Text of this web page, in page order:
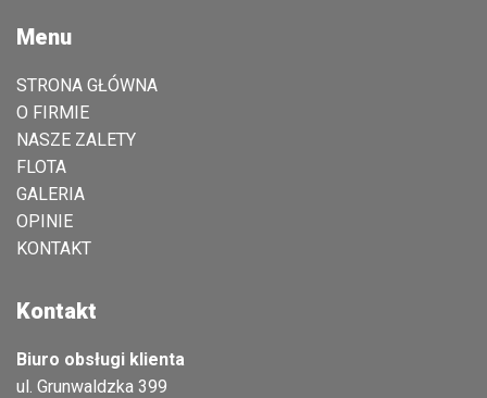
Menu
STRONA GŁÓWNA
O FIRMIE
NASZE ZALETY
FLOTA
GALERIA
OPINIE
KONTAKT
Kontakt
Biuro obsługi klienta
ul. Grunwaldzka 399